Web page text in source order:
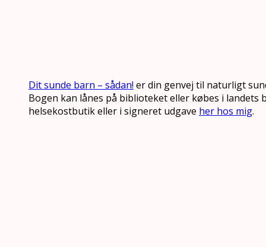
Dit sunde barn – sådan! er din genvej til naturligt
Bogen kan lånes på biblioteket eller købes i
helsekostbutik eller i signeret udgave her hos mig.